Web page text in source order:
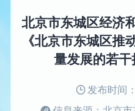
北京市东城区经济
《北京市东城区推
量发展的若
发布时间